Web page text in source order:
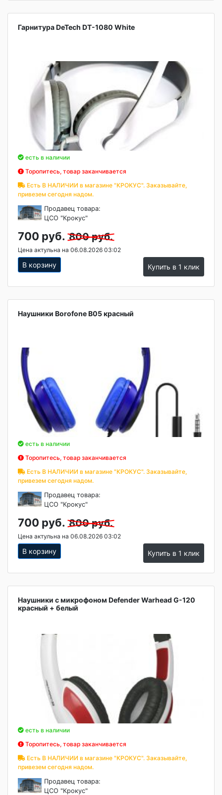
Гарнитура DeTech DT-1080 White
есть в наличии
Торопитесь, товар заканчивается
Есть В НАЛИЧИИ в магазине "КРОКУС". Заказывайте,
привезем сегодня надом.
Продавец товара:
ЦСО "Крокус"
700 руб. 800 руб.
Цена актульна на 06.08.2026 03:02
В корзину Купить в 1 клик
Наушники Borofone B05 красный
есть в наличии
Торопитесь, товар заканчивается
Есть В НАЛИЧИИ в магазине "КРОКУС". Заказывайте,
привезем сегодня надом.
Продавец товара:
ЦСО "Крокус"
700 руб. 800 руб.
Цена актульна на 06.08.2026 03:02
В корзину Купить в 1 клик
Наушники с микрофоном Defender Warhead G-120
красный + белый
есть в наличии
Торопитесь, товар заканчивается
Есть В НАЛИЧИИ в магазине "КРОКУС". Заказывайте,
привезем сегодня надом.
Продавец товара:
ЦСО "Крокус"